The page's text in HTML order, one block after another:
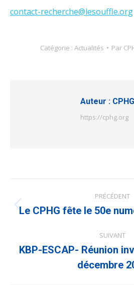
contact-recherche@lesouffle.org
Catégorie : Actualités Par
Auteur : CPHG
https://cphg.org
Navigation
article
PRÉCÉDENT
Le CPHG fête le 50e
SUIVANT
KBP-ESCAP- Réunion
décembre